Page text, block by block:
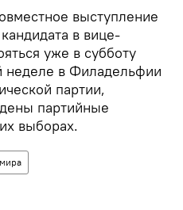
выступление
в вице-
уже в субботу
в Филадельфии
партии,
партийные
выборах.